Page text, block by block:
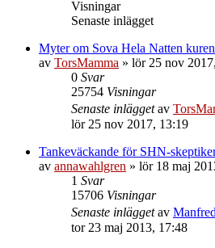
Visningar
Senaste inlägget
Myter om Sova Hela Natten
av TorsMamma » lör 25 nov
0 Svar
25754 Visningar
Senaste inläggetav
lör 25 nov 2017, 13:19
Tankeväckande för SHN-
av annawahlgren » lör 18 maj
1 Svar
15706 Visningar
Senaste inläggetav
tor 23 maj 2013, 17:48